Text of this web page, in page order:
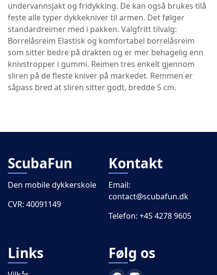
undervannsjakt og fridykking. De kan også brukes tilå
feste alle typer dykkekniver til armen. Det følger
standardreimer med i pakken. Valgfritt tilvalg:
Borrelåsreim Elastisk og komfortabel borrelåsreim
som sitter bedre på drakten og er mer behagelig enn
knivstropper i gummi. Reimen tres enkelt gjennom
sliren på de fleste kniver på markedet. Remmen er
såpass bred at sliren sitter godt, bredde 5 cm.
ScubaFun
Den mobile dykkerskole
CVR: 40091149
Kontakt
Email:
contact@scubafun.dk
Telefon: +45 4278 9605
Links Følg os